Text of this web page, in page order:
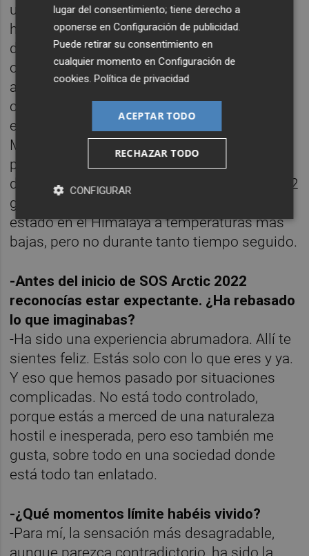
una atmósfera tan pura y limpia, de ese
horizonte tan especial de 360 grados que te
deja impresionado, es única. No hay
oscuridad total y ese juego de blancos y
azules es impresionante. A veces sientes
como si te quisieran arrancar de donde
estás, porque los vientos son tan fuertes…
Muchas mañanas teníamos que sacar las
palas porque el trineo estaba sepultado. Un
día, en el interior de la tienda estábamos a 22
grados negativos y en el exterior a -30º. He
estado en el Himalaya a temperaturas más
bajas, pero no durante tanto tiempo seguido.
-Antes del inicio de SOS Arctic 2022
reconocías estar expectante. ¿Ha rebasado
lo que imaginabas?
-Ha sido una experiencia abrumadora. Allí te
sientes feliz. Estás solo con lo que eres y ya.
Y eso que hemos pasado por situaciones
complicadas. No está todo controlado,
porque estás a merced de una naturaleza
hostil e inesperada, pero eso también me
gusta, sobre todo en una sociedad donde
está todo tan enlatado.
-¿Qué momentos límite habéis vivido?
-Para mí, la sensación más desagradable,
lugar del consentimiento; tiene derecho a
oponerse enConfiguración de publicidad.
Puede retirar su consentimiento en
cualquier momento enConfiguración de
cookies.Política de privacidad
ACEPTAR TODO
RECHAZAR TODO
CONFIGURAR